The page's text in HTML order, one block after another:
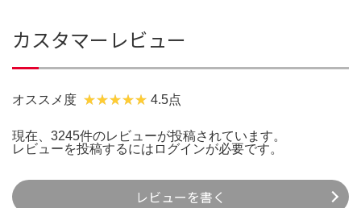
カスタマーレビュー
オススメ度 4.5点
現在、3245件のレビューが投稿されています。
レビューを投稿するには ログインが必要です。
レビューを書く